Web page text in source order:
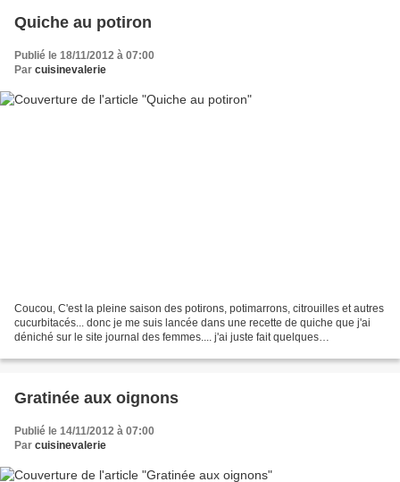
Quiche au potiron
Publié le 18/11/2012 à 07:00
Par cuisinevalerie
Coucou, C'est la pleine saison des potirons, potimarrons, citrouilles et autres
cucurbitacés... donc je me suis lancée dans une recette de quiche que j'ai
déniché sur le site journal des femmes.... j'ai juste fait quelques
Gratinée aux oignons
Publié le 14/11/2012 à 07:00
Par cuisinevalerie